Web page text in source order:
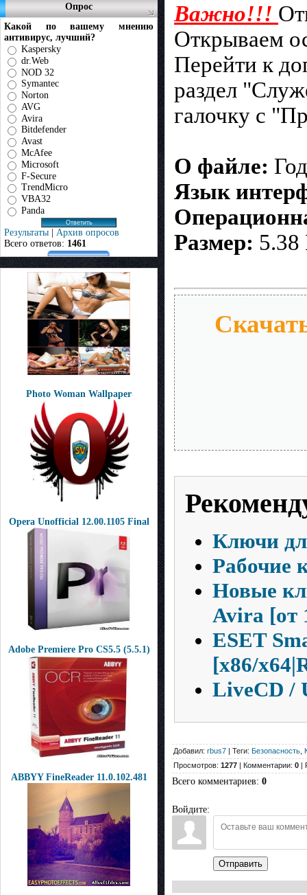
Опрос
Какой по вашему мнению
антивирус, лучший?
Kaspersky
dr.Web
NOD 32
Symantec
Norton
AVG
Avira
Bitdefender
Avast
McAfee
Microsoft
F-Secure
TrendMicro
VBA32
Panda
Результаты | Архив опросов
Всего ответов: 1461
Photo Woman Wallpaper
Opera Unofficial 12.00.1105 Final
Adobe Premiere Pro CS5.5 (5.5.1)
ABBYY FineReader 11.0.102.481
Важно!!!
Открываем
Перейти к
раздел
галочку с
О файле:
Язык
Размер: 5.38
Ключи
Рабочие
Новые
Avira [от
ESET
[x86/
LiveCD /
Добавил: rbus7 | Теги: Безопасность
Просмотров: 1277 | Комментарии: 0 |
Всего комментариев: 0
Войдите:
Отправить